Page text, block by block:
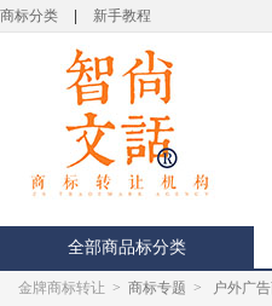
商标分类 新手教程
全部商品标分类
金牌商标转让 > 商标专题 > 户外广